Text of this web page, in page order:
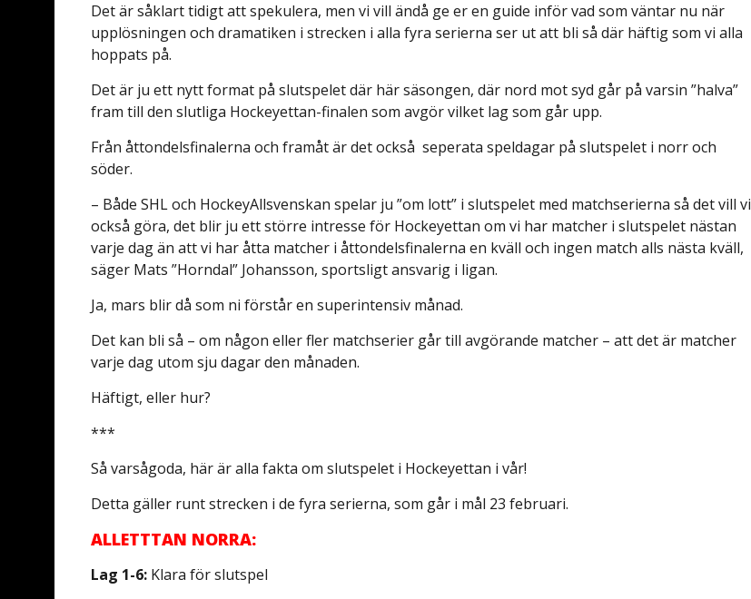
Det är såklart tidigt att spekulera, men vi vill ändå ge er en guide inför vad som väntar nu när
upplösningen och dramatiken i strecken i alla fyra serierna ser ut att bli så där häftig som vi alla
hoppats på.
Det är ju ett nytt format på slutspelet där här säsongen, där nord mot syd går på varsin ”halva”
fram till den slutliga Hockeyettan-finalen som avgör vilket lag som går upp.
Från åttondelsfinalerna och framåt är det också seperata speldagar på slutspelet i norr och
söder.
– Både SHL och HockeyAllsvenskan spelar ju ”om lott” i slutspelet med matchserierna så det vill vi
också göra, det blir ju ett större intresse för Hockeyettan om vi har matcher i slutspelet nästan
varje dag än att vi har åtta matcher i åttondelsfinalerna en kväll och ingen match alls nästa kväll,
säger Mats ”Horndal” Johansson, sportsligt ansvarig i ligan.
Ja, mars blir då som ni förstår en superintensiv månad.
Det kan bli så – om någon eller fler matchserier går till avgörande matcher – att det är matcher
varje dag utom sju dagar den månaden.
Häftigt, eller hur?
***
Så varsågoda, här är alla fakta om slutspelet i Hockeyettan i vår!
Detta gäller runt strecken i de fyra serierna, som går i mål 23 februari.
ALLETTTAN NORRA:
Lag 1-6: Klara för slutspel